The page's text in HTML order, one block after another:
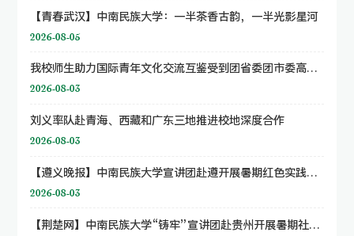
【青春武汉】中南民族大学：一半茶香古韵，一半光影星河
2026-08-05
我校师生助力国际青年文化交流互鉴受到团省委团市委高度评价
2026-08-03
刘义率队赴青海、西藏和广东三地推进校地深度合作
2026-08-03
【遵义晚报】中南民族大学宣讲团赴遵开展暑期红色实践调研
2026-08-03
【荆楚网】中南民族大学“铸牢”宣讲团赴贵州开展暑期社会实践